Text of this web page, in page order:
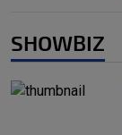
SHOWBIZ